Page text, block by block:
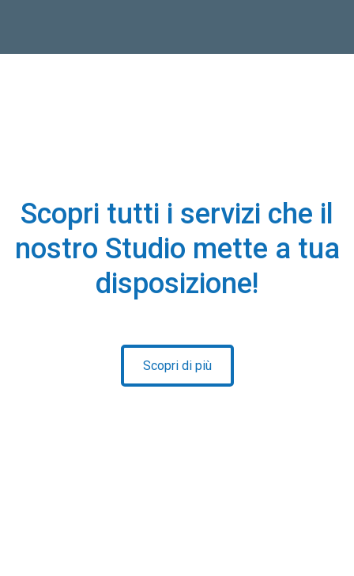
Scopri tutti i servizi che il
nostro Studio mette a tua
disposizione!
Scopri di più